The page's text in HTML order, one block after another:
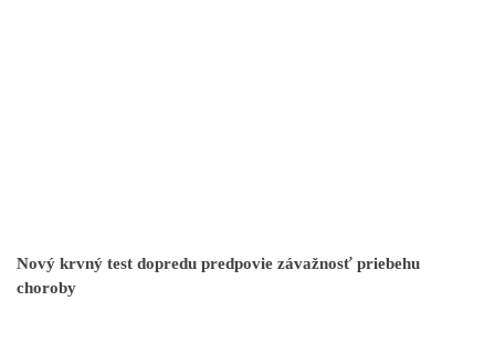
Nový krvný test dopredu predpovie závažnosť priebehu
choroby